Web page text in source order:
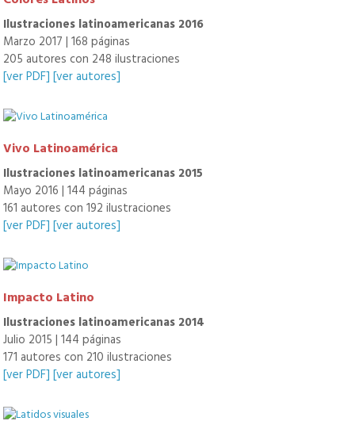
Ilustraciones latinoamericanas 2016
Marzo 2017 | 168 páginas
205 autores con 248 ilustraciones
[ver PDF] [ver autores]
Vivo Latinoamérica
Ilustraciones latinoamericanas 2015
Mayo 2016 | 144 páginas
161 autores con 192 ilustraciones
[ver PDF] [ver autores]
Impacto Latino
Ilustraciones latinoamericanas 2014
Julio 2015 | 144 páginas
171 autores con 210 ilustraciones
[ver PDF] [ver autores]